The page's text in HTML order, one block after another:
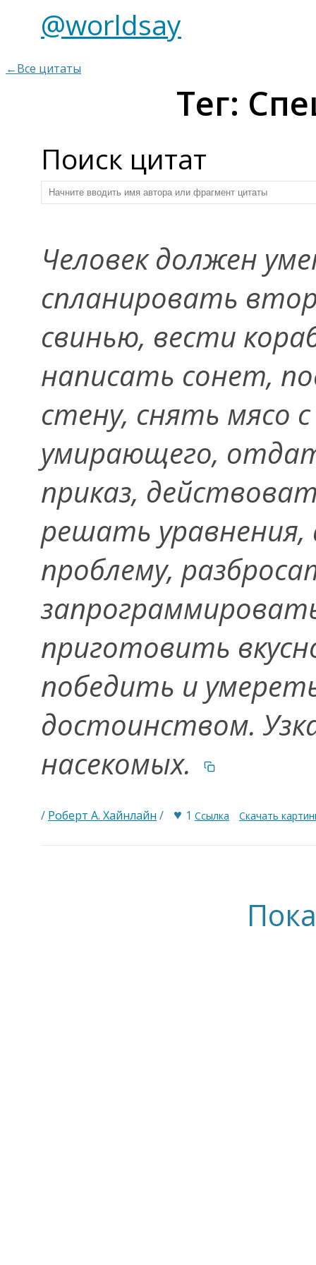
@worldsay
←Все цитаты
Тег:
Поиск цитат
Человек должен
спланировать
свинью, вести
написать сонет,
стену, снять мясо
умирающего,
приказ,
решать
проблему,
приготовить
победить и
достоинством.
насекомых.
/ Роберт А. Хайнлайн / ♥ 1 Ссылка Скачать